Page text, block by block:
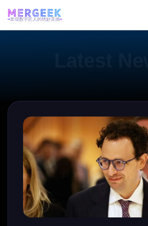
发现数字匠人的绝妙灵感